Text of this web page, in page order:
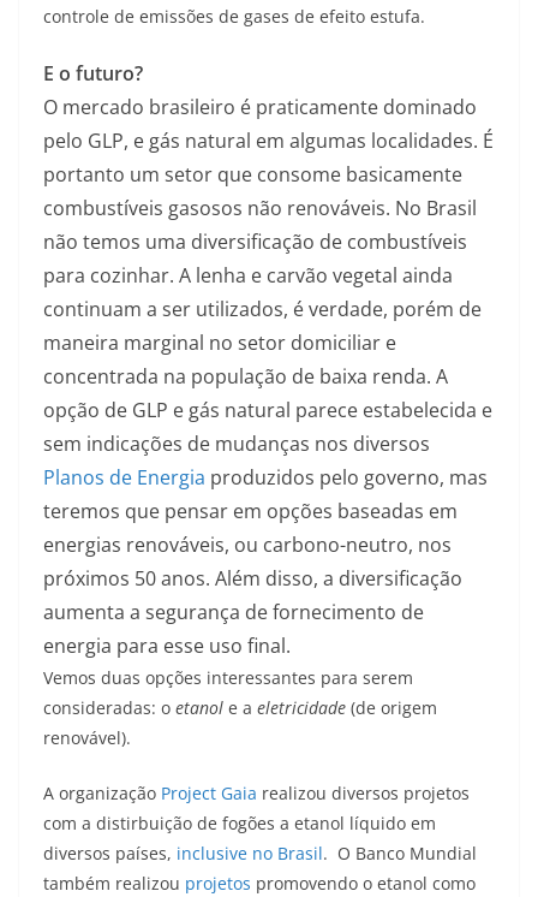
controle de emissões de gases de efeito estufa.
E o futuro?
O mercado brasileiro é praticamente dominado
pelo GLP, e gás natural em algumas localidades. É
portanto um setor que consome basicamente
combustíveis gasosos não renováveis. No Brasil
não temos uma diversificação de combustíveis
para cozinhar. A lenha e carvão vegetal ainda
continuam a ser utilizados, é verdade, porém de
maneira marginal no setor domiciliar e
concentrada na população de baixa renda. A
opção de GLP e gás natural parece estabelecida e
sem indicações de mudanças nos diversos
Planos de Energia produzidos pelo governo, mas
teremos que pensar em opções baseadas em
energias renováveis, ou carbono-neutro, nos
próximos 50 anos. Além disso, a diversificação
aumenta a segurança de fornecimento de
energia para esse uso final.
Vemos duas opções interessantes para serem
consideradas: o etanol e a eletricidade (de origem
renovável).
A organização Project Gaia realizou diversos projetos
com a distirbuição de fogões a etanol líquido em
diversos países, inclusive no Brasil. O Banco Mundial
também realizou projetos promovendo o etanol como